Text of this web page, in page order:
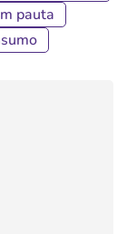
pauta